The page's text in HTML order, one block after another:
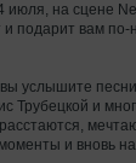
июля, на сцене
и подарит вам
услышите песни
Трубецкой и
и вновь